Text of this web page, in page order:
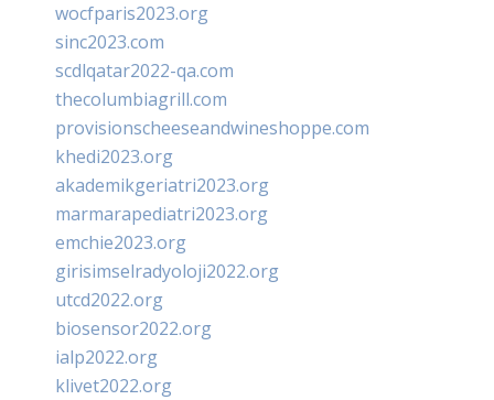
wocfparis2023.org
sinc2023.com
scdlqatar2022-qa.com
thecolumbiagrill.com
provisionscheeseandwineshoppe.com
khedi2023.org
akademikgeriatri2023.org
marmarapediatri2023.org
emchie2023.org
girisimselradyoloji2022.org
utcd2022.org
biosensor2022.org
ialp2022.org
klivet2022.org